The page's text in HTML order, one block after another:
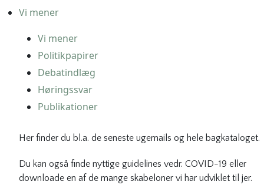
Vi mener
Vi mener
Politikpapirer
Debatindlæg
Høringssvar
Publikationer
Her finder du bl.a. de seneste ugemails og hele bagkataloget.
Du kan også finde nyttige guidelines vedr. COVID-19 eller
downloade en af de mange skabeloner vi har udviklet til jer.